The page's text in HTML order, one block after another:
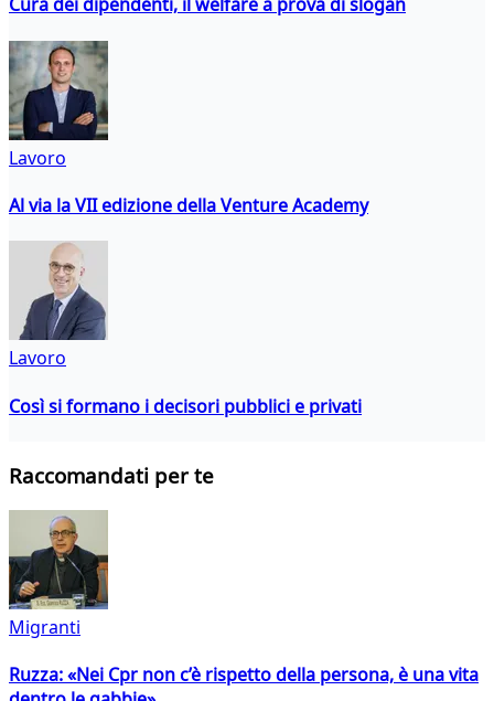
Cura dei dipendenti, il welfare a prova di slogan
Lavoro
Al via la VII edizione della Venture Academy
Lavoro
Così si formano i decisori pubblici e privati
Raccomandati per te
Migranti
Ruzza: «Nei Cpr non c’è rispetto della persona, è una vita